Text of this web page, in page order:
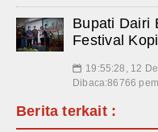
Bupati Dairi
Festival
📅 19:55:28, 12
Dibaca:86766
Berita terkait :